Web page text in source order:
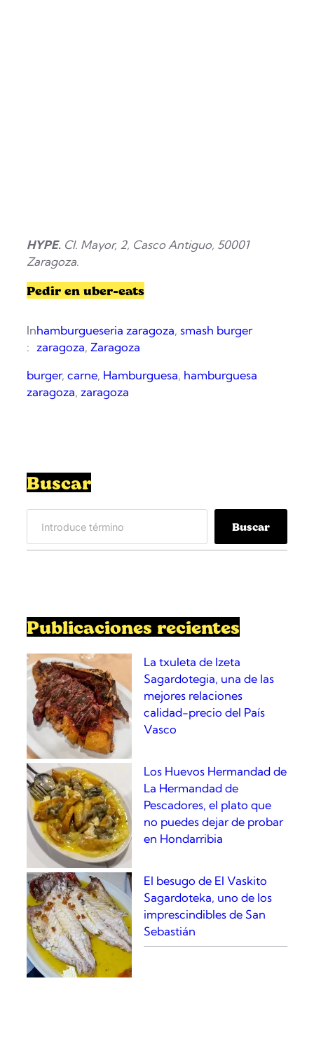
HYPE. Cl. Mayor, 2, Casco Antiguo, 50001
Zaragoza.
Pedir en uber-eats
In
:
hamburgueseria zaragoza, smash burger
zaragoza, Zaragoza
burger, carne, Hamburguesa, hamburguesa
zaragoza, zaragoza
Buscar
a
Buscar
Publicaciones recientes
La txuleta de Izeta
Sagardotegia, una de las
mejores relaciones
calidad-precio del País
Vasco
Los Huevos Hermandad de
La Hermandad de
Pescadores, el plato que
no puedes dejar de probar
en Hondarribia
El besugo de El Vaskito
Sagardoteka, uno de los
imprescindibles de San
Sebastián